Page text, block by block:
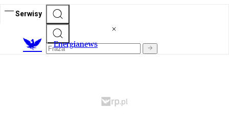
Serwisy
Energianews